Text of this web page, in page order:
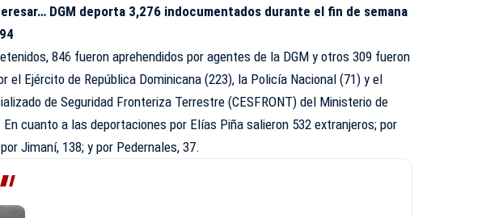
DGM deporta 3,276 indocumentados durante el fin de semana
846 fueron aprehendidos por agentes de la DGM y otros 309 fueron
el Ejército de República Dominicana (223), la Policía Nacional (71) y el
de Seguridad Fronteriza Terrestre (CESFRONT) del Ministerio de
cuanto a las deportaciones por Elías Piña salieron 532 extranjeros; por
Jimaní, 138; y por Pedernales, 37.